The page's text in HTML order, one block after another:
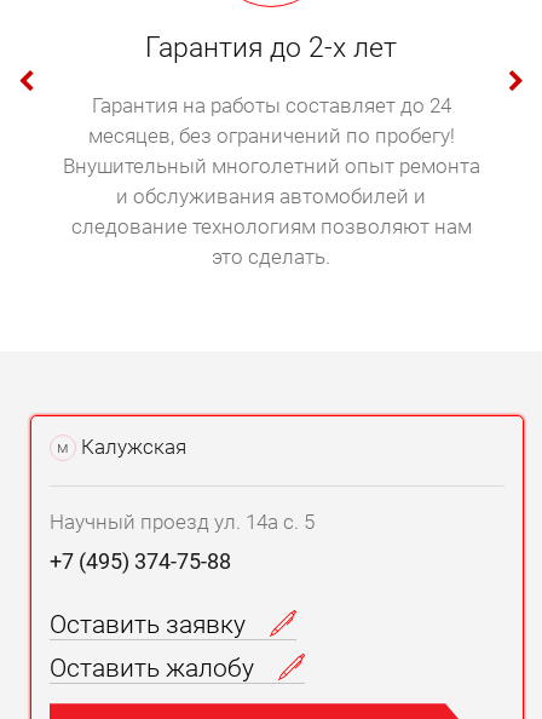
Гарантия до 2-х лет
Гарантия на работы составляет до 24
месяцев, без ограничений по пробегу!
Внушительный многолетний опыт ремонта
и обслуживания автомобилей и
следование технологиям позволяют нам
это сделать.
м Калужская
Научный проезд ул. 14а с. 5
+7 (495) 374-75-88
Оставить заявку
Оставить жалобу